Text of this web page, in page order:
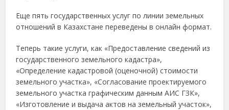
Еще пять государственных услуг по линии земельных
отношений в Казахстане переведены в онлайн формат.
Теперь такие услуги, как «Предоставление сведений из
государственного земельного кадастра»,
«Определение кадастровой (оценочной) стоимости
земельного участка», «Согласование проектируемого
земельного участка графическим данным АИС ГЗК»,
«Изготовление и выдача актов на земельный участок»,